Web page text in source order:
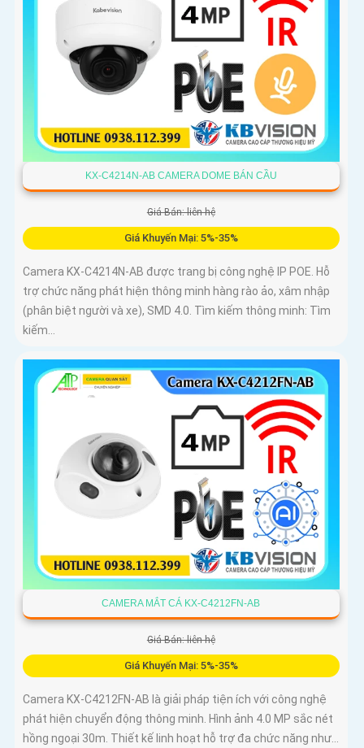
KX-C4214N-AB CAMERA DOME BÁN CẦU
Giá Bán: liên hệ
Giá Khuyến Mại: 5%-35%
Camera KX-C4214N-AB được trang bị công nghệ IP POE. Hỗ
trợ chức năng phát hiện thông minh hàng rào ảo, xâm nhập
(phân biệt người và xe), SMD 4.0. Tìm kiếm thông minh: Tìm
kiếm...
CAMERA MẮT CÁ KX-C4212FN-AB
Giá Bán: liên hệ
Giá Khuyến Mại: 5%-35%
Camera KX-C4212FN-AB là giải pháp tiện ích với công nghệ
phát hiện chuyển động thông minh. Hình ảnh 4.0 MP sắc nét
hồng ngoại 30m. Thiết kế linh hoạt hỗ trợ đa chức năng như...